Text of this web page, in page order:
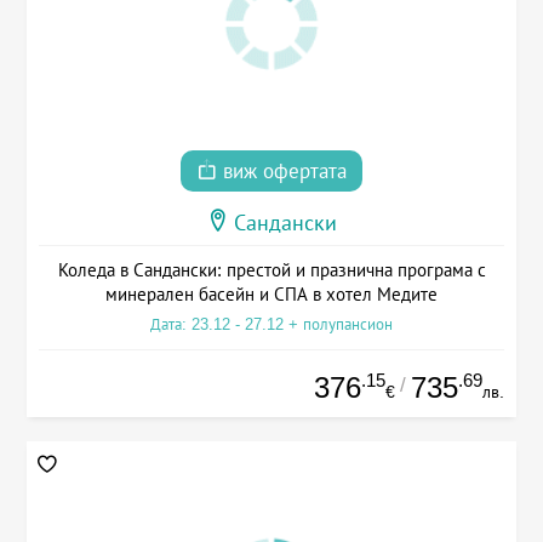
виж офертата
Сандански
Коледа в Сандански: престой и празнична програма с
минерален басейн и СПА в хотел Медите
Дата: 23.12 - 27.12 + полупансион
376.15
€ / 735.69
лв.